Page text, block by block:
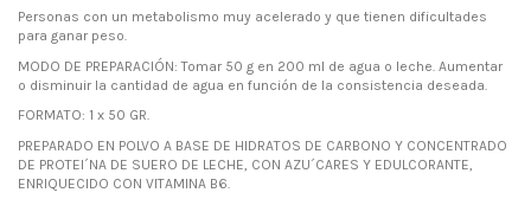
Personas con un metabolismo muy acelerado y que tienen dificultades
para ganar peso.
MODO DE PREPARACIÓN: Tomar 50 g en 200 ml de agua o leche. Aumentar
o disminuir la cantidad de agua en función de la consistencia deseada.
FORMATO: 1 x 50 GR.
PREPARADO EN POLVO A BASE DE HIDRATOS DE CARBONO Y CONCENTRADO
DE PROTEI´NA DE SUERO DE LECHE, CON AZU´CARES Y EDULCORANTE,
ENRIQUECIDO CON VITAMINA B6.